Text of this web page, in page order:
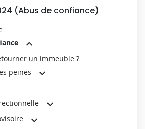
(Abus de confiance)
un immeuble ?
peines